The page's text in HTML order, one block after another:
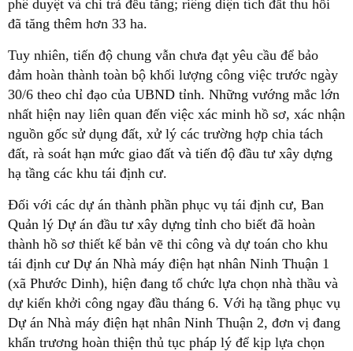
phê duyệt và chi trả đều tăng; riêng diện tích đất thu hồi
đã tăng thêm hơn 33 ha.
Tuy nhiên, tiến độ chung vẫn chưa đạt yêu cầu để bảo
đảm hoàn thành toàn bộ khối lượng công việc trước ngày
30/6 theo chỉ đạo của UBND tỉnh. Những vướng mắc lớn
nhất hiện nay liên quan đến việc xác minh hồ sơ, xác nhận
nguồn gốc sử dụng đất, xử lý các trường hợp chia tách
đất, rà soát hạn mức giao đất và tiến độ đầu tư xây dựng
hạ tầng các khu tái định cư.
Đối với các dự án thành phần phục vụ tái định cư, Ban
Quản lý Dự án đầu tư xây dựng tỉnh cho biết đã hoàn
thành hồ sơ thiết kế bản vẽ thi công và dự toán cho khu
tái định cư Dự án Nhà máy điện hạt nhân Ninh Thuận 1
(xã Phước Dinh), hiện đang tổ chức lựa chọn nhà thầu và
dự kiến khởi công ngay đầu tháng 6. Với hạ tầng phục vụ
Dự án Nhà máy điện hạt nhân Ninh Thuận 2, đơn vị đang
khẩn trương hoàn thiện thủ tục pháp lý để kịp lựa chọn